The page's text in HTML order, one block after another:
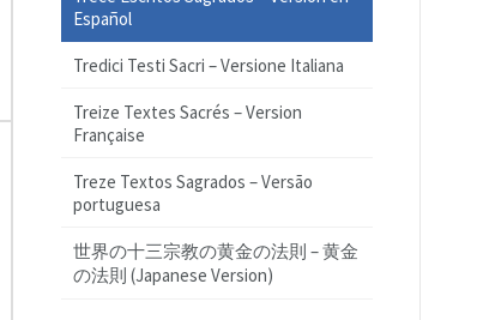
Español
Tredici Testi Sacri – Versione Italiana
Treize Textes Sacrés – Version
Française
Treze Textos Sagrados – Versão
portuguesa
世界の十三宗教の黄金の法則 – 黄金
の法則 (Japanese Version)